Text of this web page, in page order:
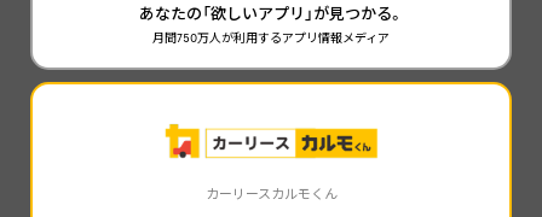
あなたの「欲しいアプリ」が見つかる。
月間750万人が利用するアプリ情報メディア
カーリースカルモくん